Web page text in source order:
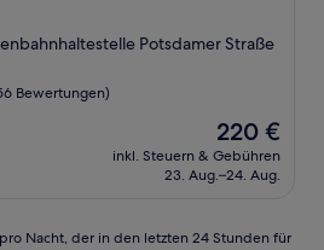
Potsdamer Straße
Bewertungen)
Der
Preis
beträgt
220 €
inkl. Steuern & Gebühren
23. Aug.–24. Aug.
Nacht, der in den letzten 24 Stunden für